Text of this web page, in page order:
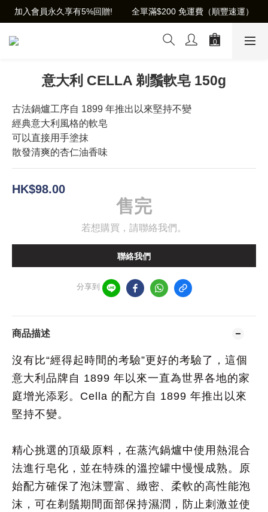
加入會員永久享有5%回贈!        全單滿$200 免運費（順豐速運）
意大利 CELLA 剃鬚軟皂 150g
古法鍋爐工序自 1899 年推出以來堅持不變
經典意大利風格的軟皂
可以直接用手塗抹
散發清爽的杏仁油香味
HK$98.00
售完
若想購買，請聯絡我們。
聯絡我們
分享到
商品描述
沒有比“經得起時間的考驗”更好的考驗了， 這個
意大利品牌自 1899 年以來一直為世界各地的家
庭增光添彩。Cella 的配方自 1899 年推出以來
堅持不變。
精心挑選的頂級原料，在蒸汽鍋爐中使用熱混合
法進行皂化，並在特殊的溫控罐中慢慢成熟。原
始配方確保了泡沫豐富、緻密、柔軟的高性能泡
沫，可在剃鬚期間面部保持濕潤，防止刺激並使